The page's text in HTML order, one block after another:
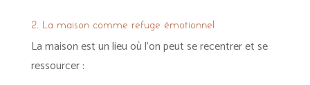
2. La maison comme refuge émotionnel
La maison est un lieu où l’on peut se recentrer et se
ressourcer :